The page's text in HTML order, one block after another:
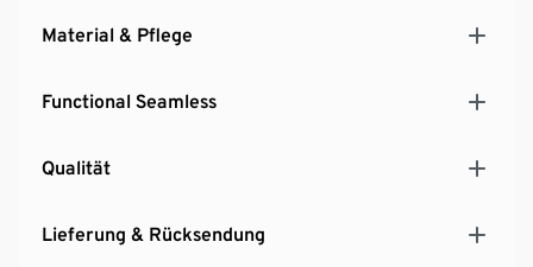
Material & Pflege
Functional Seamless
Qualität
Lieferung & Rücksendung